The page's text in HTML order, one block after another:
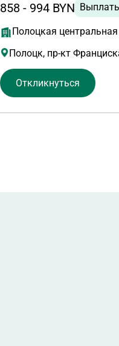
858 - 994 BYN
Полоцкая
Полоцк, пр-кт
Откликнуться